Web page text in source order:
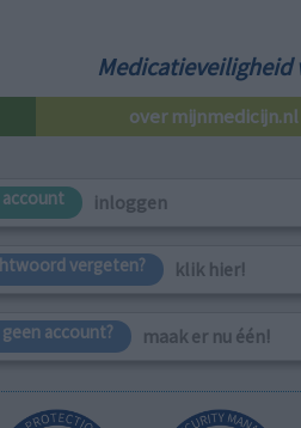
Medicatieveiligheid
over mijnmedicijn.nl
account inloggen
vergeten? klik hier!
account? maak er nu één!